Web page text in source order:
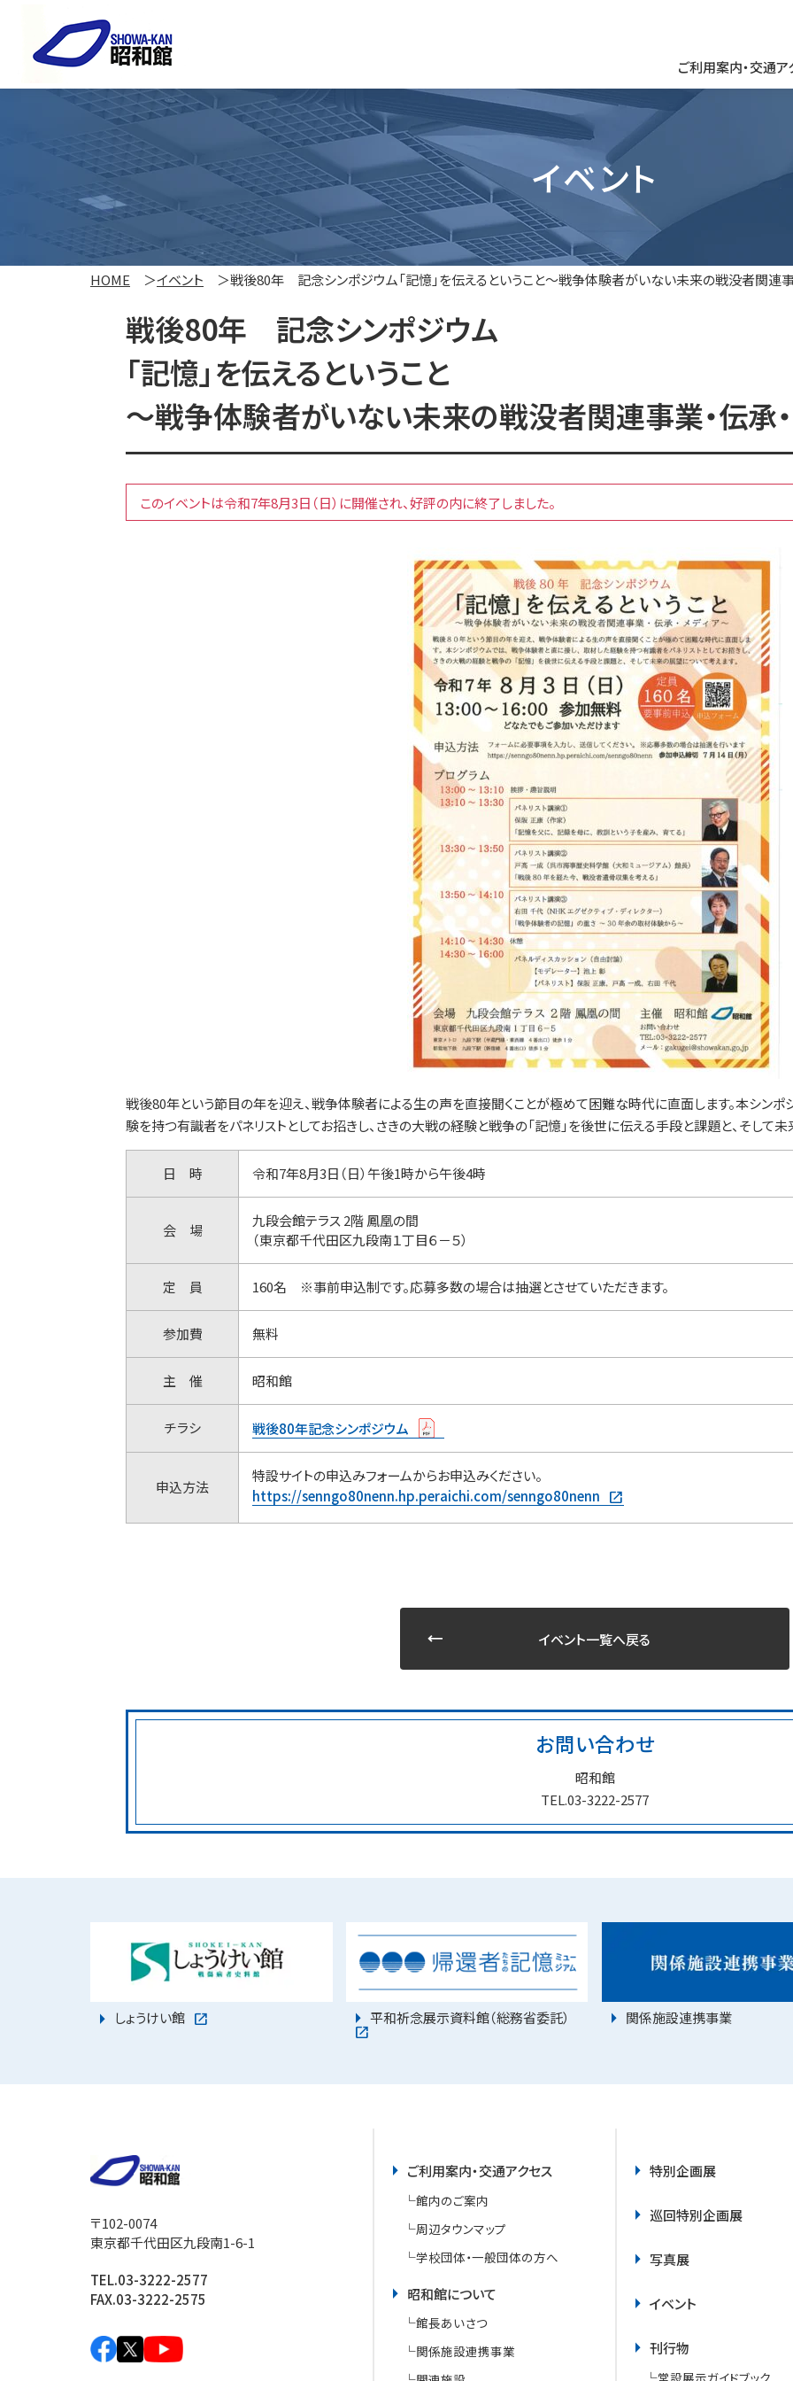
ご利用案内・交通ア
館内のご案内
学校団体・一般団体
HOME
ご利用案内・交通アクセス
昭和館について
イベント情報
お知らせ一覧
バーチャル昭和館
イベント
HOME イベント 戦後80年 記念シンポジウム「記憶」を伝えるということ～戦争体験者がいない未来の戦没者関連事
戦後80年 記念シンポジウム
「記憶」を伝えるということ
～戦争体験者がいない未来の戦没者関連事業・伝承
このイベントは令和7年8月3日（日）に開催され、好評の内に終了しました。
戦後80年という節目の年を迎え、戦争体験者による生の声を直接聞くことが極めて困難な時代に直面します。本シンポ
験を持つ有識者をパネリストとしてお招きし、さきの大戦の経験と戦争の「記憶」を後世に伝える手段と課題と、そして
日 時 令和7年8月3日（日）午後1時から午後4時
会 場
九段会館テラス 2階 鳳凰の間
（東京都千代田区九段南１丁目６－５）
定 員 160名 ※事前申込制です。応募多数の場合は抽選とさせていただきます
参加費 無料
主 催 昭和館
チラシ 戦後80年記念シンポジウム
申込方法
特設サイトの申込みフォームからお申込みください。
https://senngo80nenn.hp.peraichi.com/senngo80nenn
イベント一覧へ戻る
お問い合わせ
昭和館
TEL.03-3222-2577
しょうけい館 平和祈念展示資料館（総務省委託） 関係施設連携事業
〒102-0074
東京都千代田区九段南1-6-1
TEL.03-3222-2577
FAX.03-3222-2575
ご利用案内・交通アクセス
館内のご案内
周辺タウンマップ
学校団体・一般団体の方へ
昭和館について
館長あいさつ
関係施設連携事業
特別企画展
巡回特別企画展
写真展
イベント
刊行物
常設展示ガイドブック